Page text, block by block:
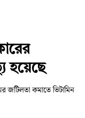
হয়েছে
জটিলতা কমাতে ভিটামিন